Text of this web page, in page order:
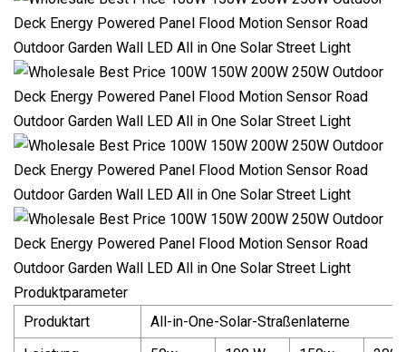
Produktparameter
Produktart
All-in-One-Solar-Straßenlaterne